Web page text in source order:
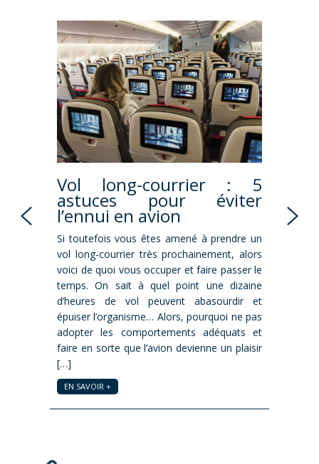
Vol long-courrier : 5
astuces pour éviter
l’ennui en avion
Si toutefois vous êtes amené à prendre un
vol long-courrier très prochainement, alors
voici de quoi vous occuper et faire passer le
temps. On sait à quel point une dizaine
d’heures de vol peuvent abasourdir et
épuiser l’organisme… Alors, pourquoi ne pas
adopter les comportements adéquats et
faire en sorte que l’avion devienne un plaisir
[…]
EN SAVOIR +